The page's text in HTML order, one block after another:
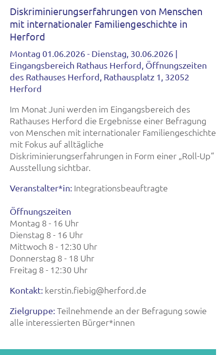
Diskriminierungserfahrungen von Menschen
mit internationaler Familiengeschichte in
Herford
Montag 01.06.2026 - Dienstag, 30.06.2026 |
Eingangsbereich Rathaus Herford, Öffnungszeiten
des Rathauses Herford, Rathausplatz 1, 32052
Herford
Im Monat Juni werden im Eingangsbereich des
Rathauses Herford die Ergebnisse einer Befragung
von Menschen mit internationaler Familiengeschichte
mit Fokus auf alltägliche
Diskriminierungserfahrungen in Form einer „Roll-Up“
Ausstellung sichtbar.
Veranstalter*in: Integrationsbeauftragte
Öffnungszeiten
Montag 8 - 16 Uhr
Dienstag 8 - 16 Uhr
Mittwoch 8 - 12:30 Uhr
Donnerstag 8 - 18 Uhr
Freitag 8 - 12:30 Uhr
Kontakt: kerstin.fiebig@herford.de
Zielgruppe:Teilnehmende an der Befragung sowie
alle interessierten Bürger*innen